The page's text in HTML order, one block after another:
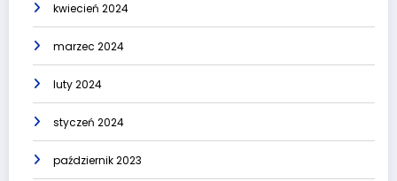
kwiecień 2024
marzec 2024
luty 2024
styczeń 2024
październik 2023